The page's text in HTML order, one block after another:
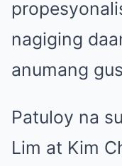
nagiging
anumang
Patuloy na
Lim at Kim